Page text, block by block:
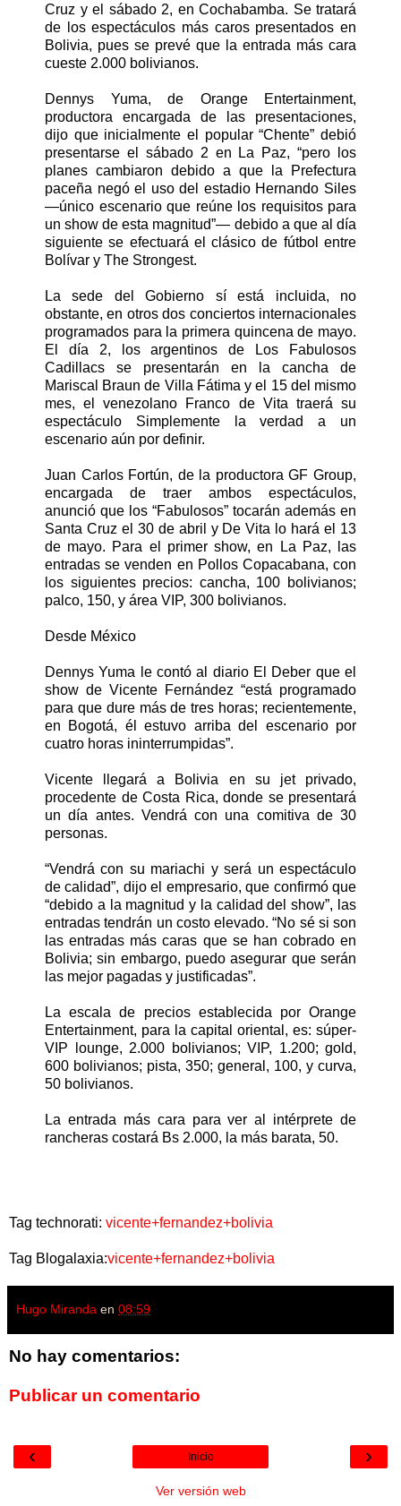
Cruz y el sábado 2, en Cochabamba. Se tratará
de los espectáculos más caros presentados en
Bolivia, pues se prevé que la entrada más cara
cueste 2.000 bolivianos.
Dennys Yuma, de Orange Entertainment,
productora encargada de las presentaciones,
dijo que inicialmente el popular “Chente” debió
presentarse el sábado 2 en La Paz, “pero los
planes cambiaron debido a que la Prefectura
paceña negó el uso del estadio Hernando Siles
—único escenario que reúne los requisitos para
un show de esta magnitud”— debido a que al día
siguiente se efectuará el clásico de fútbol entre
Bolívar y The Strongest.
La sede del Gobierno sí está incluida, no
obstante, en otros dos conciertos internacionales
programados para la primera quincena de mayo.
El día 2, los argentinos de Los Fabulosos
Cadillacs se presentarán en la cancha de
Mariscal Braun de Villa Fátima y el 15 del mismo
mes, el venezolano Franco de Vita traerá su
espectáculo Simplemente la verdad a un
escenario aún por definir.
Juan Carlos Fortún, de la productora GF Group,
encargada de traer ambos espectáculos,
anunció que los “Fabulosos” tocarán además en
Santa Cruz el 30 de abril y De Vita lo hará el 13
de mayo. Para el primer show, en La Paz, las
entradas se venden en Pollos Copacabana, con
los siguientes precios: cancha, 100 bolivianos;
palco, 150, y área VIP, 300 bolivianos.
Desde México
Dennys Yuma le contó al diario El Deber que el
show de Vicente Fernández “está programado
para que dure más de tres horas; recientemente,
en Bogotá, él estuvo arriba del escenario por
cuatro horas ininterrumpidas”.
Vicente llegará a Bolivia en su jet privado,
procedente de Costa Rica, donde se presentará
un día antes. Vendrá con una comitiva de 30
personas.
“Vendrá con su mariachi y será un espectáculo
de calidad”, dijo el empresario, que confirmó que
“debido a la magnitud y la calidad del show”, las
entradas tendrán un costo elevado. “No sé si son
las entradas más caras que se han cobrado en
Bolivia; sin embargo, puedo asegurar que serán
las mejor pagadas y justificadas”.
La escala de precios establecida por Orange
Entertainment, para la capital oriental, es: súper-
VIP lounge, 2.000 bolivianos; VIP, 1.200; gold,
600 bolivianos; pista, 350; general, 100, y curva,
50 bolivianos.
La entrada más cara para ver al intérprete de
rancheras costará Bs 2.000, la más barata, 50.
Tag technorati: vicente+fernandez+bolivia
Tag Blogalaxia:vicente+fernandez+bolivia
Hugo Miranda en 08:59
No hay comentarios:
Publicar un comentario
‹ ›
Inicio
Ver versión web